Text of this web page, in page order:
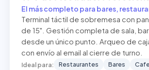
El más completo para bares,
Terminal táctil de sobremesa con
de 15". Gestión completa de sala,
desde un único punto. Arqueo de
con envío al email al cierre de turno.
Ideal para: Restaurantes Bares